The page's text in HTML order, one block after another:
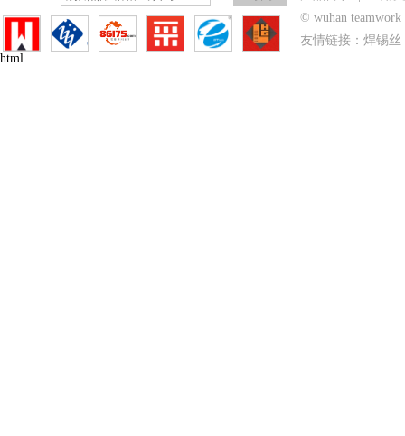
© wuhan
友情链接： 焊锡丝
html